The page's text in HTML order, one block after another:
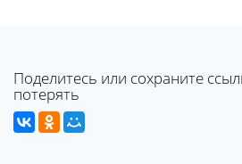
Поделитесь или сохраните
потерять